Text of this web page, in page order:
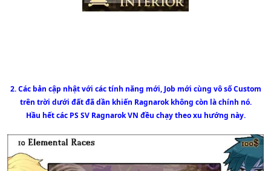
2. Các bản cập nhật với các tính năng mới, Job mới cùng vô số Custom
trên trời dưới đất đã dần khiến Ragnarok không còn là chính nó.
Hầu hết các PS SV Ragnarok VN đều chạy theo xu hướng này.